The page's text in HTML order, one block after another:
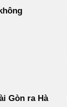
Gòn ra Hà